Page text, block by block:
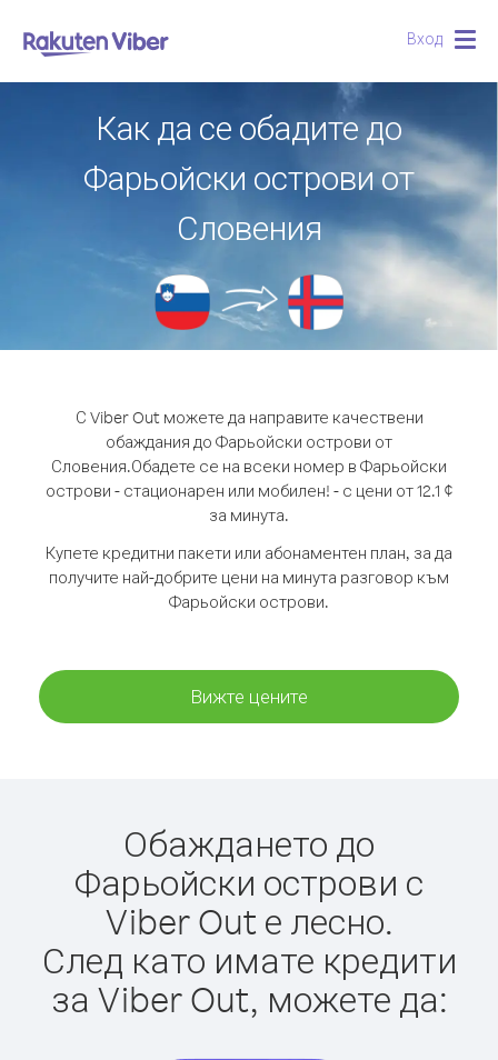
Вход
Как да се обадите до
Фарьойски острови от
Словения
С Viber Out можете да направите качествени
обаждания до Фарьойски острови от
Словения.Обадете се на всеки номер в Фарьойски
острови - стационарен или мобилен! - с цени от 12.1 ¢
за минута.
Купете кредитни пакети или абонаментен план, за да
получите най-добрите цени на минута разговор към
Фарьойски острови.
Вижте цените
Обаждането до
Фарьойски острови с
Viber Out е лесно.
След като имате кредити
за Viber Out, можете да: